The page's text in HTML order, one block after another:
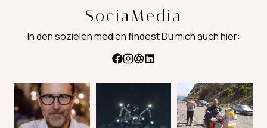
SociaMedia
In den sozielen medien findest Du mich auch hier: